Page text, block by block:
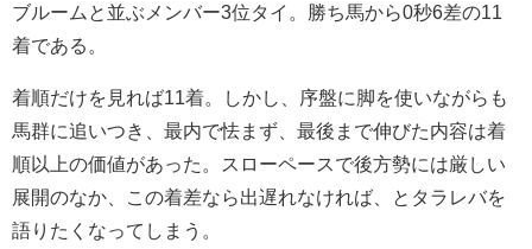
ブルームと並ぶメンバー3位タイ。勝ち馬から0秒6差の11
着である。
着順だけを見れば11着。しかし、序盤に脚を使いながらも
馬群に追いつき、最内で怯まず、最後まで伸びた内容は着
順以上の価値があった。スローペースで後方勢には厳しい
展開のなか、この着差なら出遅れなければ、とタラレバを
語りたくなってしまう。